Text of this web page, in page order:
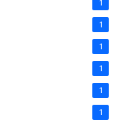
1
1
1
1
1
1